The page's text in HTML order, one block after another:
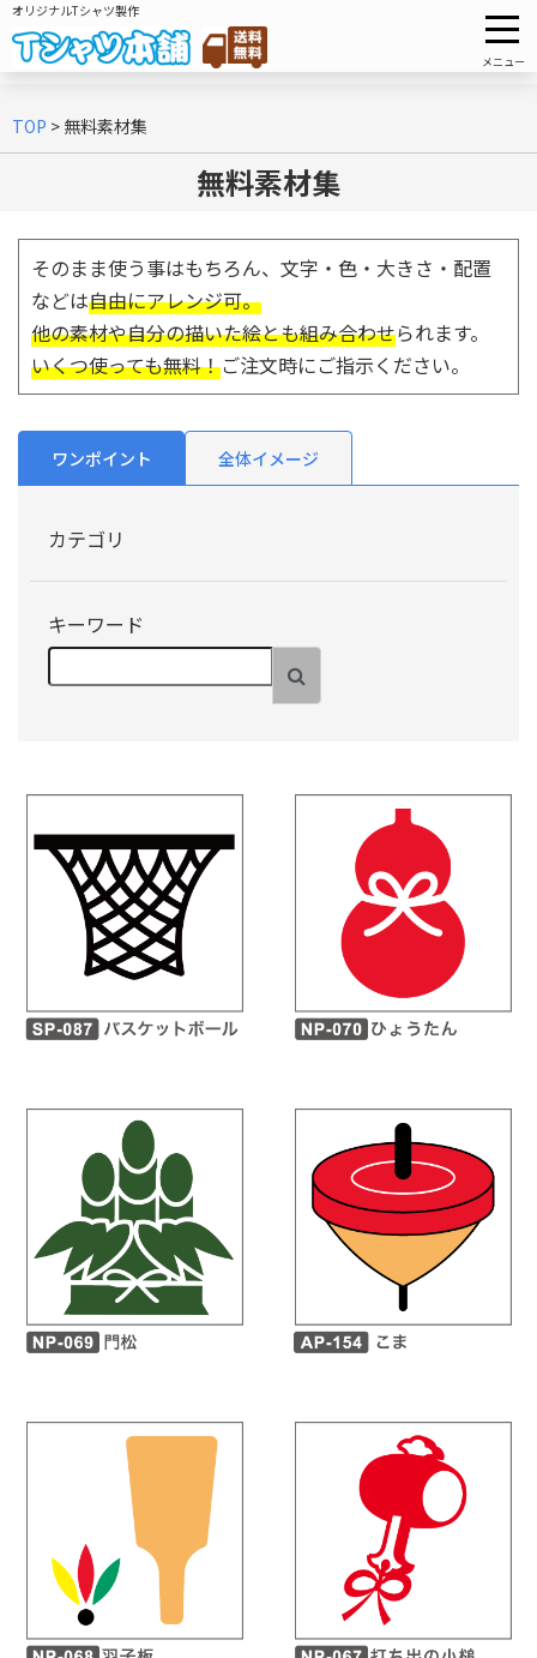
オリジナルTシャツ製作
メニュー
TOP > 無料素材集
無料素材集
そのまま使う事はもちろん、文字・色・大きさ・配置
などは自由にアレンジ可。
他の素材や自分の描いた絵とも組み合わせられます。
いくつ使っても無料！ご注文時にご指示ください。
ワンポイント 全体イメージ
カテゴリ
キーワード